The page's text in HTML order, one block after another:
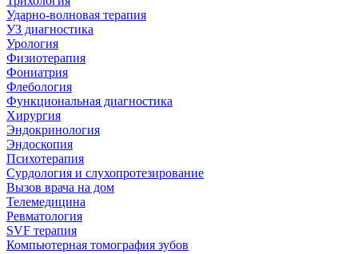
Ударно-волновая терапия
УЗ диагностика
Урология
Физиотерапия
Фониатрия
Флебология
Функциональная диагностика
Хирургия
Эндокринология
Эндоскопия
Психотерапия
Сурдология и слухопротезирование
Вызов врача на дом
Телемедицина
Ревматология
SVF терапия
Компьютерная томография зубов